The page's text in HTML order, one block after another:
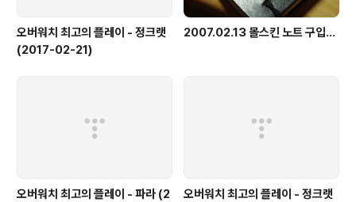
오버워치 최고의 플레이 - 정크랫
(2017-02-21)
2007.02.13 몰스킨 노트 구입...
오버워치 최고의 플레이 - 파라 (2
오버워치 최고의 플레이 - 정크랫